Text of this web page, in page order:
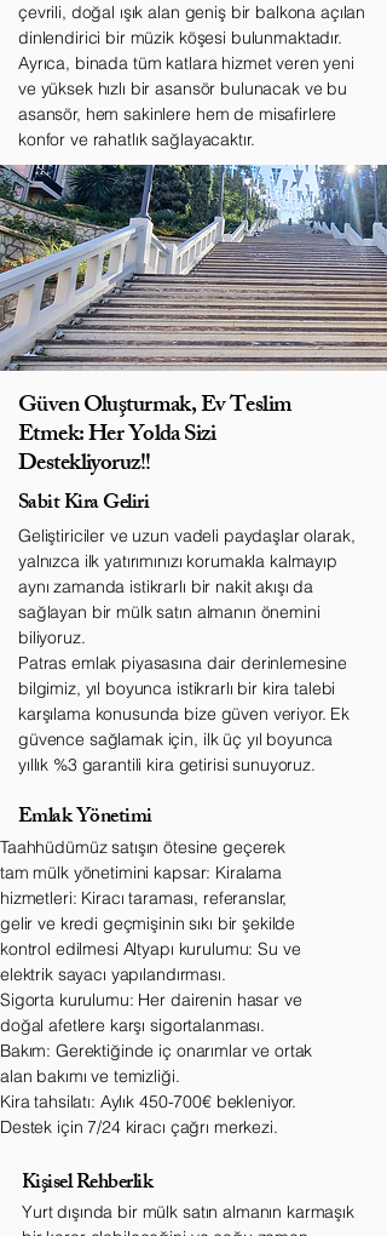
çevrili, doğal ışık alan geniş bir balkona açılan
dinlendirici bir müzik köşesi bulunmaktadır.
Ayrıca, binada tüm katlara hizmet veren yeni
ve yüksek hızlı bir asansör bulunacak ve bu
asansör, hem sakinlere hem de misafirlere
konfor ve rahatlık sağlayacaktır.
Güven Oluşturmak, Ev Teslim
Etmek: Her Yolda Sizi
Destekliyoruz!!
Sabit Kira Geliri
Geliştiriciler ve uzun vadeli paydaşlar olarak,
yalnızca ilk yatırımınızı korumakla kalmayıp
aynı zamanda istikrarlı bir nakit akışı da
sağlayan bir mülk satın almanın önemini
biliyoruz.
Patras emlak piyasasına dair derinlemesine
bilgimiz, yıl boyunca istikrarlı bir kira talebi
karşılama konusunda bize güven veriyor. Ek
güvence sağlamak için, ilk üç yıl boyunca
yıllık %3 garantili kira getirisi sunuyoruz.
Emlak Yönetimi
Taahhüdümüz satışın ötesine geçerek
tam mülk yönetimini kapsar: Kiralama
hizmetleri: Kiracı taraması, referanslar,
gelir ve kredi geçmişinin sıkı bir şekilde
kontrol edilmesi Altyapı kurulumu: Su ve
elektrik sayacı yapılandırması.
Sigorta kurulumu: Her dairenin hasar ve
doğal afetlere karşı sigortalanması.
Bakım: Gerektiğinde iç onarımlar ve ortak
alan bakımı ve temizliği.
Kira tahsilatı: Aylık 450-700€ bekleniyor.
Destek için 7/24 kiracı çağrı merkezi.
Kişisel Rehberlik
Yurt dışında bir mülk satın almanın karmaşık